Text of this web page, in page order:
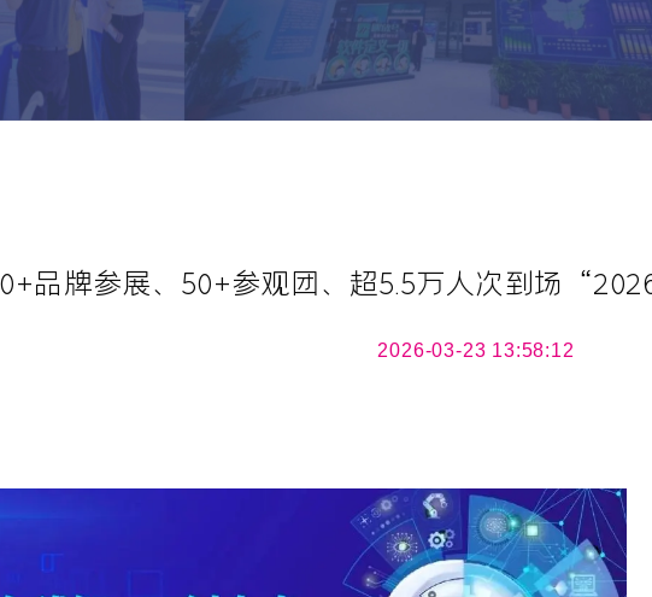
品牌参展、50+参观团、超5.5万人次到场
2026-03-23 13:58:12